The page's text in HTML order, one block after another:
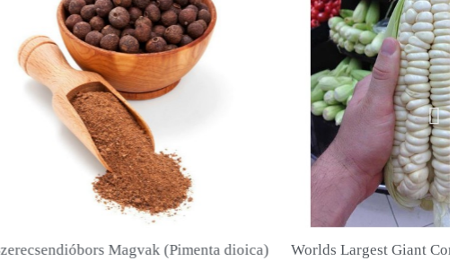
GYORSNÉZET Worlds Largest Giant Corn Magvak Cuzco - Cusco Óriás napraforgó